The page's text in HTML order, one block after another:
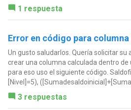
1 respuesta
Error en código para
Un gusto saludarlos. Quería solicitar su
crear una columna calculada dentro de
para eso uso el siguiente código.
[Nivel]=5),
3 respuestas